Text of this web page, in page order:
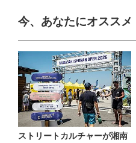
今、あなたにオススメ
ストリートカルチャーが湘南